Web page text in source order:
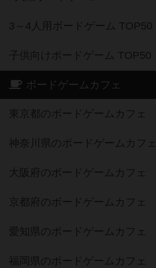
3～4人用ボードゲーム TOP50
子供向けボードゲーム TOP50
ボードゲームカフェ
東京都のボードゲームカフェ
神奈川県のボードゲームカフェ
大阪府のボードゲームカフェ
京都府のボードゲームカフェ
愛知県のボードゲームカフェ
福岡県のボードゲームカフェ